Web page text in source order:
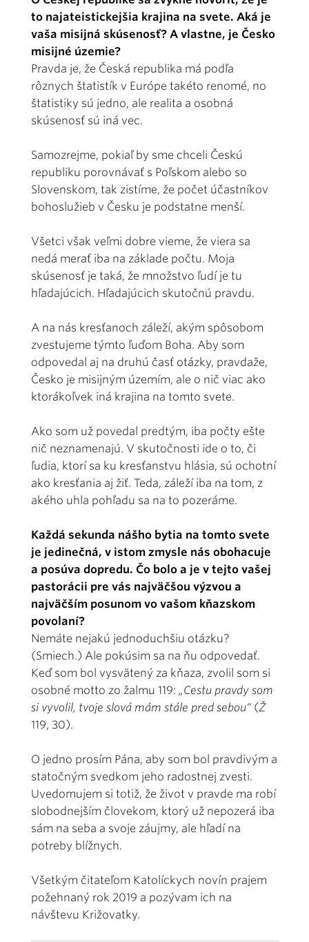
to najateistickejšia krajina na svete. Aká je
vaša misijná skúsenosť? A vlastne, je Česko
misijné územie?
Pravda je, že Česká republika má podľa
rôznych štatistík v Európe takéto renomé, no
štatistiky sú jedno, ale realita a osobná
skúsenosť sú iná vec.
Samozrejme, pokiaľ by sme chceli Českú
republiku porovnávať s Poľskom alebo so
Slovenskom, tak zistíme, že počet účastníkov
bohoslužieb v Česku je podstatne menší.
Všetci však veľmi dobre vieme, že viera sa
nedá merať iba na základe počtu. Moja
skúsenosť je taká, že množstvo ľudí je tu
hľadajúcich. Hľadajúcich skutočnú pravdu.
A na nás kresťanoch záleží, akým spôsobom
zvestujeme týmto ľuďom Boha. Aby som
odpovedal aj na druhú časť otázky, pravdaže,
Česko je misijným územím, ale o nič viac ako
ktorákoľvek iná krajina na tomto svete.
Ako som už povedal predtým, iba počty ešte
nič neznamenajú. V skutočnosti ide o to, či
ľudia, ktorí sa ku kresťanstvu hlásia, sú ochotní
ako kresťania aj žiť. Teda, záleží iba na tom, z
akého uhla pohľadu sa na to pozeráme.
Každá sekunda nášho bytia na tomto svete
je jedinečná, v istom zmysle nás obohacuje
a posúva dopredu. Čo bolo a je v tejto vašej
pastorácii pre vás najväčšou výzvou a
najväčším posunom vo vašom kňazskom
povolaní?
Nemáte nejakú jednoduchšiu otázku?
(Smiech.) Ale pokúsim sa na ňu odpovedať.
Keď som bol vysvätený za kňaza, zvolil som si
osobné motto zo žalmu 119: „Cestu pravdy som
si vyvolil, tvoje slová mám stále pred sebou“ (Ž
119, 30).
O jedno prosím Pána, aby som bol pravdivým a
statočným svedkom jeho radostnej zvesti.
Uvedomujem si totiž, že život v pravde ma robí
slobodnejším človekom, ktorý už nepozerá iba
sám na seba a svoje záujmy, ale hľadí na
potreby blížnych.
Všetkým čitateľom Katolíckych novín prajem
požehnaný rok 2019 a pozývam ich na
návštevu Križovatky.